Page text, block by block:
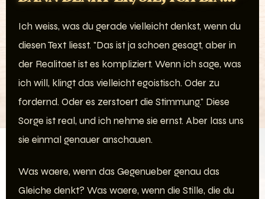
Ich weiss, was du gerade vielleicht denkst, wenn du
diesen Text liesst. "Das ist ja schoen gesagt, aber in
der Realitaet ist es kompliziert. Wenn ich sage, was
ich will, klingt das vielleicht egoistisch. Oder zu
fordernd. Oder es zerstoert die Stimmung." Diese
Sorge ist real, und ich nehme sie ernst. Aber lass uns
sie einmal genauer anschauen.
Was waere, wenn das Gegenueber genau das
Gleiche denkt? Was waere, wenn die Stille, die du